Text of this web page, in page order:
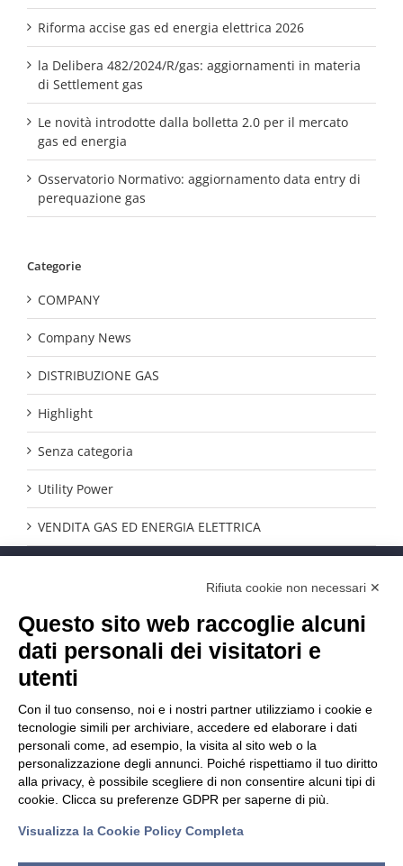
Riforma accise gas ed energia elettrica 2026
la Delibera 482/2024/R/gas: aggiornamenti in materia
di Settlement gas
Le novità introdotte dalla bolletta 2.0 per il mercato
gas ed energia
Osservatorio Normativo: aggiornamento data entry di
perequazione gas
Categorie
COMPANY
Company News
DISTRIBUZIONE GAS
Highlight
Senza categoria
Utility Power
VENDITA GAS ED ENERGIA ELETTRICA
CONTATTACI
Phone:0554289294 E-mail:info@iperutility.it
Rifiuta cookie non necessari ✕
Questo sito web raccoglie alcuni
dati personali dei visitatori e
utenti
Con il tuo consenso, noi e i nostri partner utilizziamo i cookie e
tecnologie simili per archiviare, accedere ed elaborare i dati
personali come, ad esempio, la visita al sito web o la
personalizzazione degli annunci. Poiché rispettiamo il tuo diritto
alla privacy, è possibile scegliere di non consentire alcuni tipi di
cookie. Clicca su preferenze GDPR per saperne di più.
Visualizza la Cookie Policy Completa